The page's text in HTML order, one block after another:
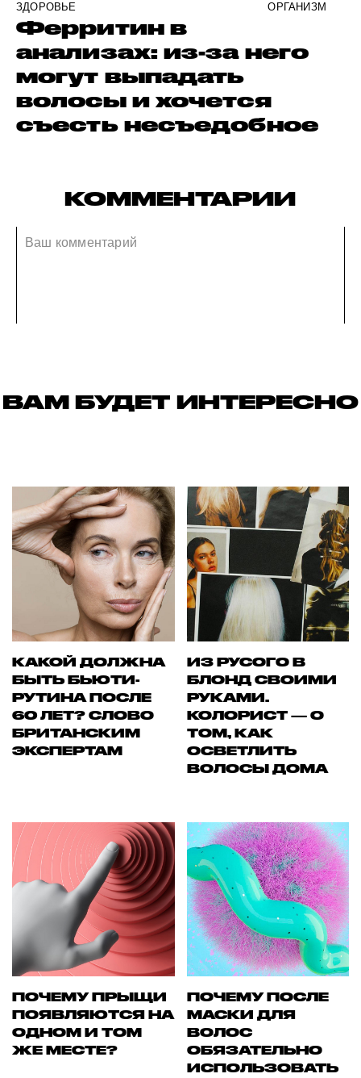
ЗДОРОВЬЕ ОРГАНИЗМ
Ферритин в
анализах: из-за него
могут выпадать
волосы и хочется
съесть несъедобное
КОММЕНТАРИИ
ВАМ БУДЕТ ИНТЕРЕСНО
КАКОЙ ДОЛЖНА
БЫТЬ БЬЮТИ-
РУТИНА ПОСЛЕ
60 ЛЕТ? СЛОВО
БРИТАНСКИМ
ЭКСПЕРТАМ
ИЗ РУСОГО В
БЛОНД СВОИМИ
РУКАМИ.
КОЛОРИСТ — О
ТОМ, КАК
ОСВЕТЛИТЬ
ВОЛОСЫ ДОМА
ПОЧЕМУ ПРЫЩИ
ПОЯВЛЯЮТСЯ НА
ОДНОМ И ТОМ
ЖЕ МЕСТЕ?
ПОЧЕМУ ПОСЛЕ
МАСКИ ДЛЯ
ВОЛОС
ОБЯЗАТЕЛЬНО
ИСПОЛЬЗОВАТЬ